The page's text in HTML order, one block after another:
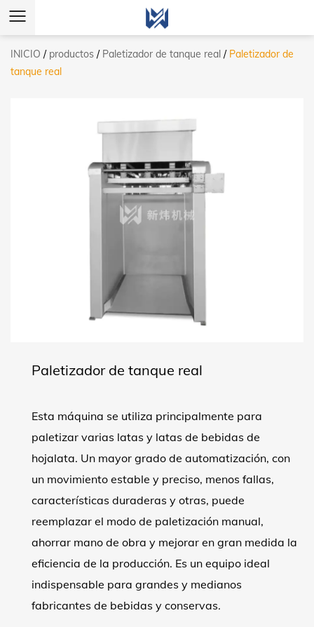
INICIO / productos / Paletizador de tanque real / Paletizador de
tanque real
Paletizador de tanque real
Esta máquina se utiliza principalmente para
paletizar varias latas y latas de bebidas de
hojalata. Un mayor grado de automatización, con
un movimiento estable y preciso, menos fallas,
características duraderas y otras, puede
reemplazar el modo de paletización manual,
ahorrar mano de obra y mejorar en gran medida la
eficiencia de la producción. Es un equipo ideal
indispensable para grandes y medianos
fabricantes de bebidas y conservas.